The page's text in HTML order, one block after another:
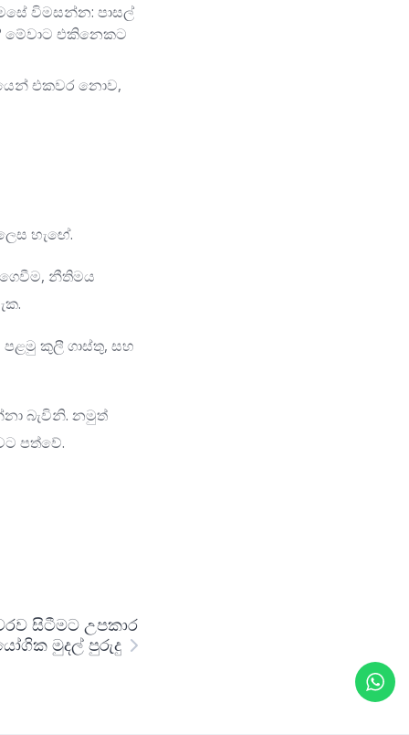
විමසන්න: පාසල්
මේවාට එකිනෙකට
එකවර නොව,
හැඟේ.
නීතිමය
පළමු කුලී ගාස්තු, සහ
බැවිනි. නමුත්
පත්වේ.
සිටීමට උපකාර
මුදල් පුරුදු